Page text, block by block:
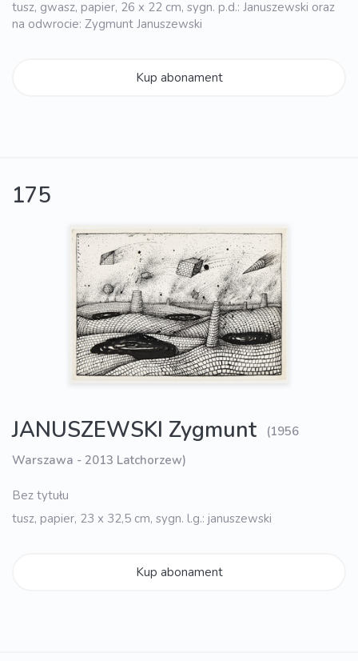
tusz, gwasz, papier, 26 x 22 cm, sygn. p.d.: Januszewski oraz
na odwrocie: Zygmunt Januszewski
Kup abonament
175
JANUSZEWSKI Zygmunt
(1956
Warszawa - 2013 Latchorzew)
Bez tytułu
tusz, papier, 23 x 32,5 cm, sygn. l.g.: januszewski
Kup abonament